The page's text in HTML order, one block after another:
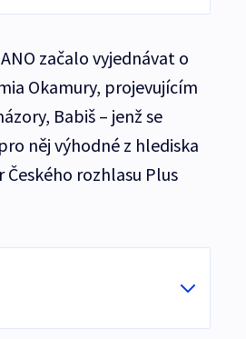
začalo vyjednávat o
Okamury, projevujícím
Babiš – jenž se
něj výhodné z hlediska
rozhlasu Plus